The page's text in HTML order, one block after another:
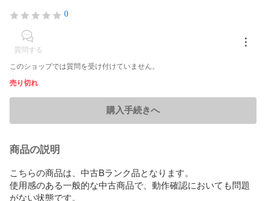
0
質問する
このショップでは質問を受け付けていません。
売り切れ
購入手続きへ
商品の説明
こちらの商品は、中古Bランク品となります。
使用感のある一般的な中古商品で、動作確認においても問題
がない状態です。